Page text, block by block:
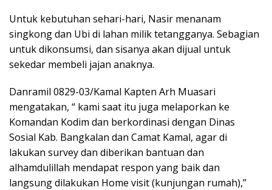
Untuk kebutuhan sehari-hari, Nasir menanam
singkong dan Ubi di lahan milik tetangganya. Sebagian
untuk dikonsumsi, dan sisanya akan dijual untuk
sekedar membeli jajan anaknya.
Danramil 0829-03/Kamal Kapten Arh Muasari
mengatakan, “ kami saat itu juga melaporkan ke
Komandan Kodim dan berkordinasi dengan Dinas
Sosial Kab. Bangkalan dan Camat Kamal, agar di
lakukan survey dan diberikan bantuan dan
alhamdulillah mendapat respon yang baik dan
langsung dilakukan Home visit (kunjungan rumah),”